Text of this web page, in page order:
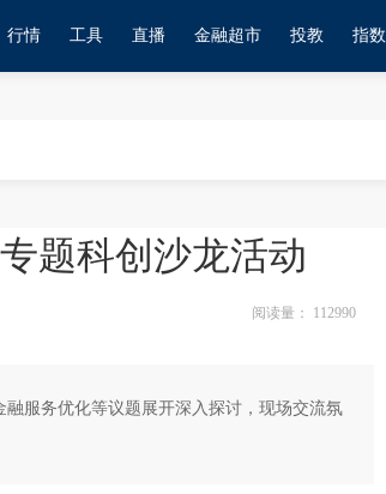
行情 工具 直播 金融超市 投教 指数
题科创沙龙活动
阅读量： 112990
服务优化等议题展开深入探讨，现场交流氛